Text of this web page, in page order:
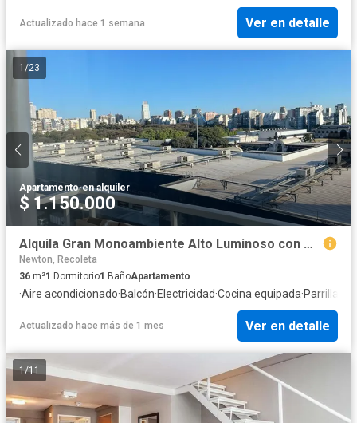
Actualizado hace 1 semana Ver en detalle
1 /23
Apartamento·en alquiler
$ 1.150.000
Alquila Gran Monoambiente Alto Luminoso con muebles - Palermo Nuevo
Newton, Recoleta
36 m²1 Dormitorio1 BañoApartamento
·Aire acondicionado·Balcón·Electricidad·Cocina equipada·Parrilla
Actualizado hace más de 1 mes Ver en detalle
1/11